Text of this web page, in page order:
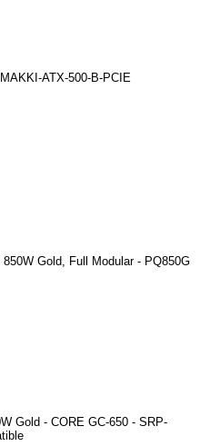
ATX-500-B-PCIE
Gold, Full Modular - PQ850G
Gold - CORE GC-650 - SRP-